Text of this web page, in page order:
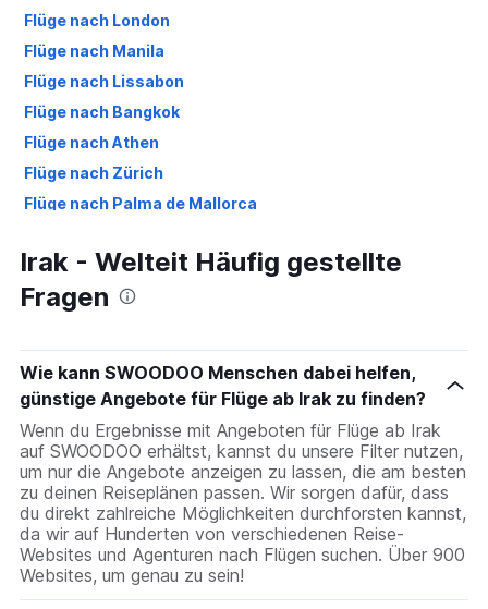
Flüge nach London
Flüge nach Manila
Flüge nach Lissabon
Flüge nach Bangkok
Flüge nach Athen
Flüge nach Zürich
Flüge nach Palma de Mallorca
Flüge nach Antalya
Flüge nach Basel
Irak - Welteit Häufig gestellte
Fragen
Wie kann SWOODOO Menschen dabei helfen,
günstige Angebote für Flüge ab Irak zu finden?
Wenn du Ergebnisse mit Angeboten für Flüge ab Irak
auf SWOODOO erhältst, kannst du unsere Filter nutzen,
um nur die Angebote anzeigen zu lassen, die am besten
zu deinen Reiseplänen passen. Wir sorgen dafür, dass
du direkt zahlreiche Möglichkeiten durchforsten kannst,
da wir auf Hunderten von verschiedenen Reise-
Websites und Agenturen nach Flügen suchen. Über 900
Websites, um genau zu sein!